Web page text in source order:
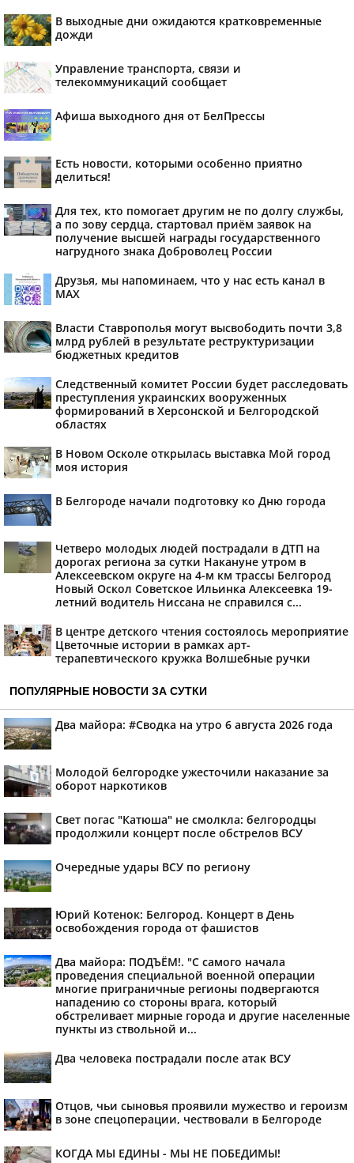
В выходные дни ожидаются кратковременные
дожди
Управление транспорта, связи и
телекоммуникаций сообщает
Афиша выходного дня от БелПрессы
Есть новости, которыми особенно приятно
делиться!
Для тех, кто помогает другим не по долгу службы,
а по зову сердца, стартовал приём заявок на
получение высшей награды государственного
нагрудного знака Доброволец России
Друзья, мы напоминаем, что у нас есть канал в
МАХ
Власти Ставрополья могут высвободить почти 3,8
млрд рублей в результате реструктуризации
бюджетных кредитов
Следственный комитет России будет расследовать
преступления украинских вооруженных
формирований в Херсонской и Белгородской
областях
В Новом Осколе открылась выставка Мой город
моя история
В Белгороде начали подготовку ко Дню города
Четверо молодых людей пострадали в ДТП на
дорогах региона за сутки Накануне утром в
Алексеевском округе на 4-м км трассы Белгород
Новый Оскол Советское Ильинка Алексеевка 19-
летний водитель Ниссана не справился с...
В центре детского чтения состоялось мероприятие
Цветочные истории в рамках арт-
терапевтического кружка Волшебные ручки
ПОПУЛЯРНЫЕ НОВОСТИ ЗА СУТКИ
Два майора: #Сводка на утро 6 августа 2026 года
Молодой белгородке ужесточили наказание за
оборот наркотиков
Свет погас "Катюша" не смолкла: белгородцы
продолжили концерт после обстрелов ВСУ
Очередные удары ВСУ по региону
Юрий Котенок: Белгород. Концерт в День
освобождения города от фашистов
Два майора: ПОДЪЁМ!. "С самого начала
проведения специальной военной операции
многие приграничные регионы подвергаются
нападению со стороны врага, который
обстреливает мирные города и другие населенные
пункты из ствольной и...
Два человека пострадали после атак ВСУ
Отцов, чьи сыновья проявили мужество и героизм
в зоне спецоперации, чествовали в Белгороде
КОГДА МЫ ЕДИНЫ - МЫ НЕ ПОБЕДИМЫ!